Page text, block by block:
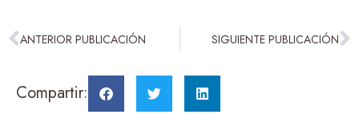
ANTERIOR PUBLICACIÓN SIGUIENTE PUBLICACIÓN
Compartir: